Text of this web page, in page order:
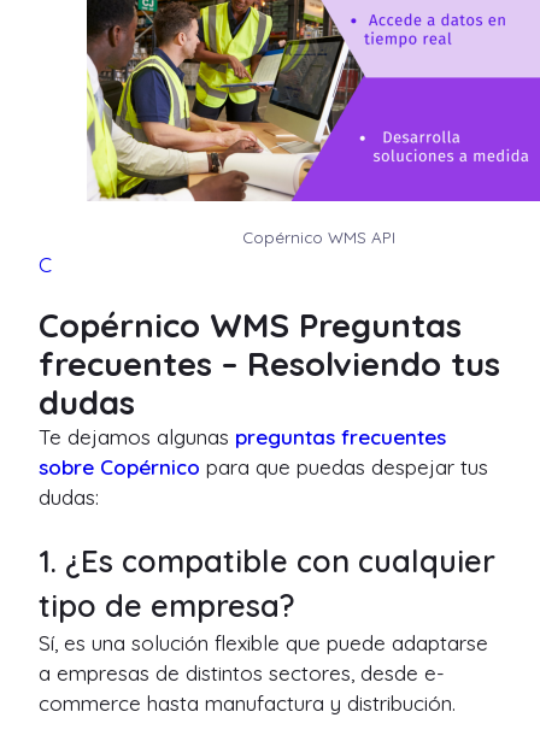
Copérnico WMS API
C
Copérnico WMS Preguntas
frecuentes – Resolviendo tus
dudas
Te dejamos algunas preguntas frecuentes
sobre Copérnico para que puedas despejar tus
dudas:
1. ¿Es compatible con cualquier
tipo de empresa?
Sí, es una solución flexible que puede adaptarse
a empresas de distintos sectores, desde e-
commerce hasta manufactura y distribución.